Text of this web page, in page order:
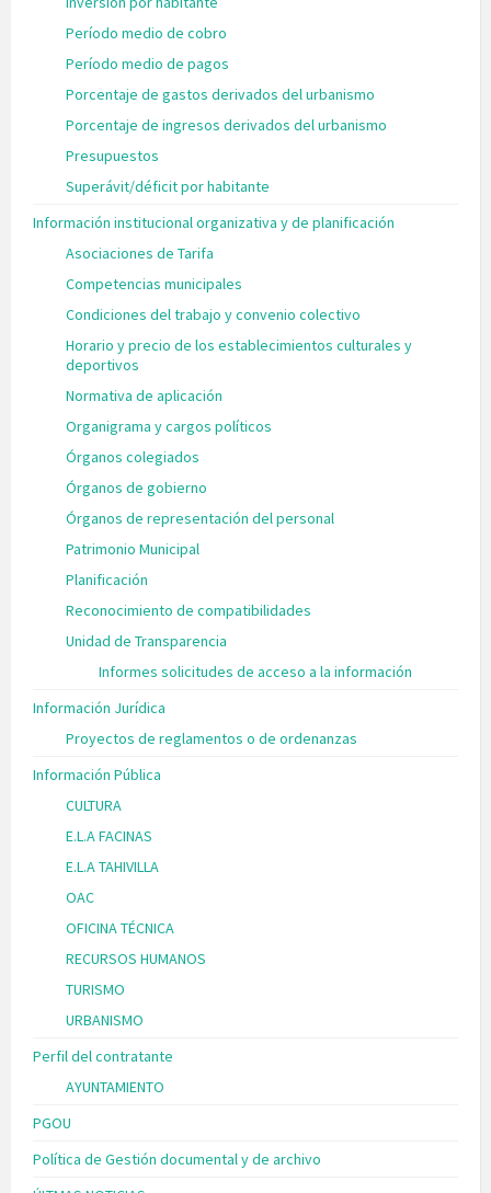
Período medio de cobro
Período medio de pagos
Porcentaje de gastos derivados del urbanismo
Porcentaje de ingresos derivados del urbanismo
Presupuestos
Superávit/déficit por habitante
Información institucional organizativa y de planificación
Asociaciones de Tarifa
Competencias municipales
Condiciones del trabajo y convenio colectivo
Horario y precio de los establecimientos culturales y
deportivos
Normativa de aplicación
Organigrama y cargos políticos
Órganos colegiados
Órganos de gobierno
Órganos de representación del personal
Patrimonio Municipal
Planificación
Reconocimiento de compatibilidades
Unidad de Transparencia
Informes solicitudes de acceso a la información
Información Jurídica
Proyectos de reglamentos o de ordenanzas
Información Pública
CULTURA
E.L.A FACINAS
E.L.A TAHIVILLA
OAC
OFICINA TÉCNICA
RECURSOS HUMANOS
TURISMO
URBANISMO
Perfil del contratante
AYUNTAMIENTO
PGOU
Política de Gestión documental y de archivo